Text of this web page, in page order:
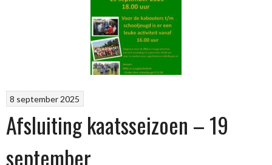
8 september 2025
Afsluiting kaatsseizoen – 19
september